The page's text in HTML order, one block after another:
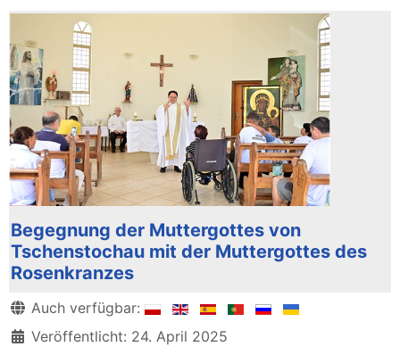
Begegnung der Muttergottes von
Tschenstochau mit der Muttergottes des
Rosenkranzes
Details
Auch verfügbar:
Veröffentlicht: 24. April 2025